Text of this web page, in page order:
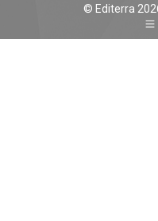
© Editerra